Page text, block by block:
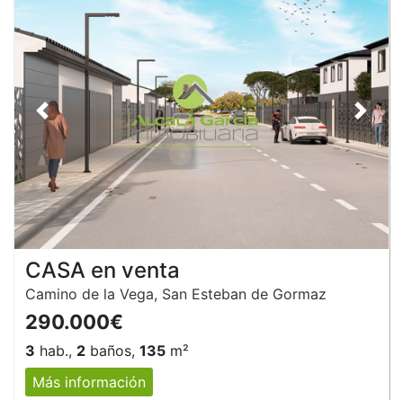
Anterior
CASA en venta
Camino de la Vega, San Esteban de Gormaz
290.000€
3 hab., 2 baños, 135 m²
Más información